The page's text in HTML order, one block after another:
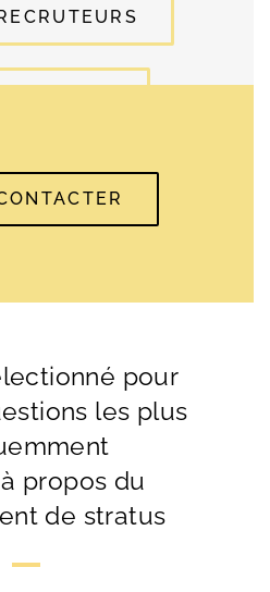
pour
les plus
propos du
de stratus